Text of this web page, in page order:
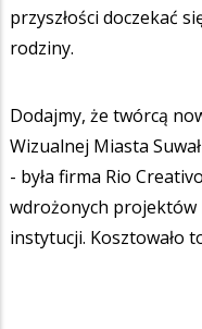
przyszłości doczekać
rodziny.
Dodajmy, że twórcą
Wizualnej Miasta
- była firma Rio
wdrożonych projektów
instytucji. Kosztowało